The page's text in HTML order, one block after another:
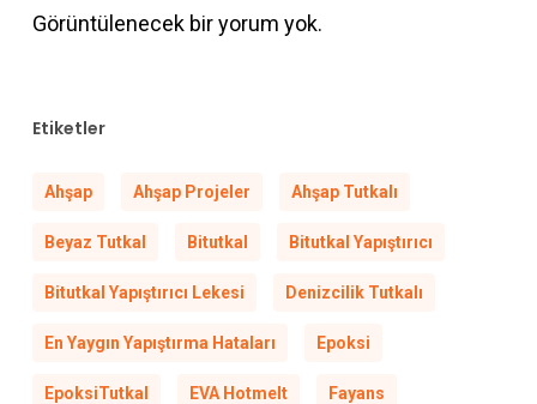
Görüntülenecek bir yorum yok.
Etiketler
Ahşap Ahşap Projeler Ahşap Tutkalı
Beyaz Tutkal Bitutkal Bitutkal Yapıştırıcı
Bitutkal Yapıştırıcı Lekesi Denizcilik Tutkalı
En Yaygın Yapıştırma Hataları Epoksi
EpoksiTutkal EVA Hotmelt Fayans